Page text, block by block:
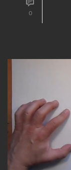
0